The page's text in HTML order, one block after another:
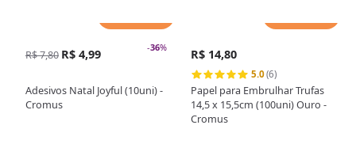
-36%
R$ 7,80 R$ 4,99
Adesivos Natal Joyful (10uni) -
Cromus
R$ 14,80
5.0(6)
Papel para Embrulhar Trufas
14,5 x 15,5cm (100uni) Ouro -
Cromus